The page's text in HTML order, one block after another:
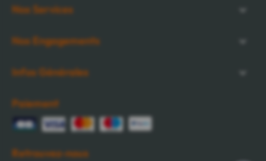
Nos Services
Nos Engagements
Infos Générales
Paiement
Retrouvez-nous